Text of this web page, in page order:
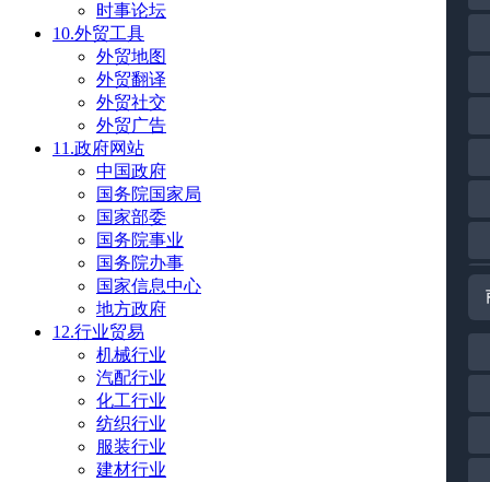
时事论坛
10.外贸工具
外贸地图
外贸翻译
外贸社交
外贸广告
11.政府网站
中国政府
国务院国家局
国家部委
国务院事业
国务院办事
国家信息中心
地方政府
12.行业贸易
机械行业
汽配行业
化工行业
纺织行业
服装行业
建材行业